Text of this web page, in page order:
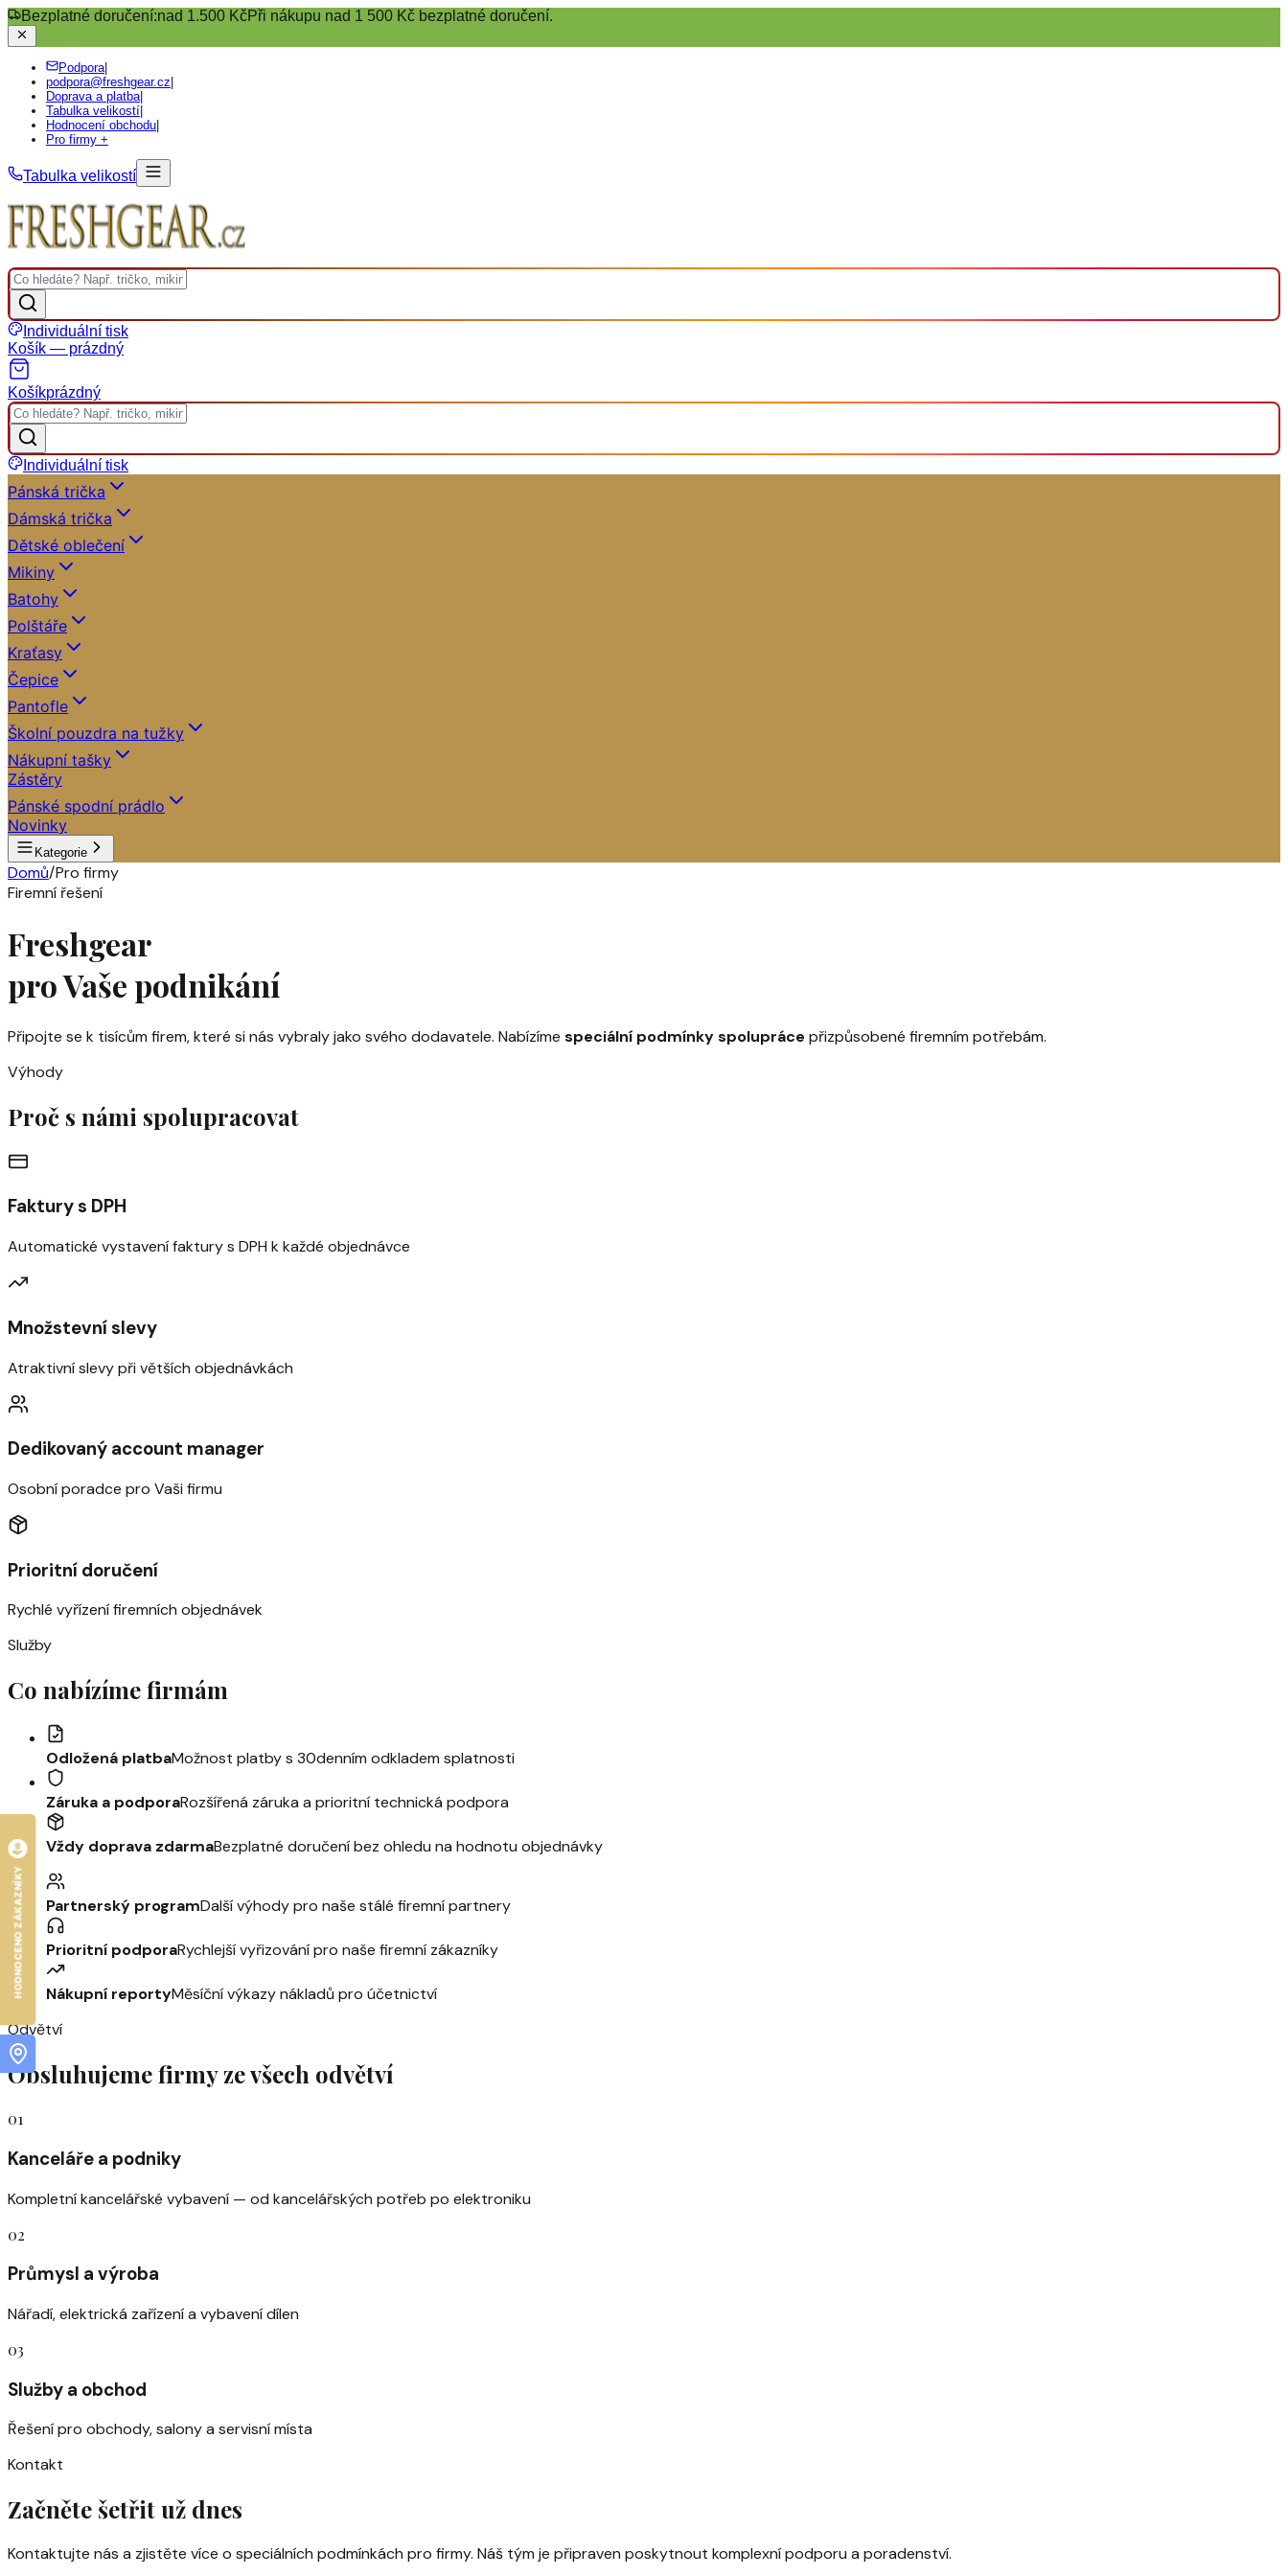
Bezplatné doručení:nad 1.500 KčPři nákupu nad 1 500 Kč bezplatné doručení.
Podpora|
podpora@freshgear.cz
Doprava a platba|
Tabulka velikostí
Hodnocení obchodu
Pro firmy +
Tabulka velikostí
Individuální tisk
Košík — prázdný
Košíkprázdný
Individuální tisk
Pánská trička
Dámská trička
Dětské oblečení
Mikiny
Batohy
Polštáře
Kraťasy
Čepice
Pantofle
Školní pouzdra na tužky
Nákupní tašky
Zástěry
Pánské spodní prádlo
Novinky
Kategorie
Domů/Pro firmy
Firemní řešení
Freshgear
pro Vaše podnikání
Připojte se k tisícům firem, které si nás vybraly jako svého dodavatele. Nabízíme speciální podmínky spolupráce přizpůsobené firemním potřebám.
Výhody
Proč s námi spolupracovat
Faktury s DPH
Automatické vystavení faktury s DPH k každé objednávce
Množstevní slevy
Atraktivní slevy při větších objednávkách
Dedikovaný account manager
Osobní poradce pro Vaši firmu
Prioritní doručení
Rychlé vyřízení firemních objednávek
Služby
Co nabízíme firmám
Odložená platbaMožnost platby s 30denním odkladem splatnosti
Záruka a podporaRozšířená záruka a prioritní technická podpora
Vždy doprava zdarmaBezplatné doručení bez ohledu na hodnotu objednávky
Partnerský programDalší výhody pro naše stálé firemní partnery
Prioritní podporaRychlejší vyřizování pro naše firemní zákazníky
Nákupní reportyMěsíční výkazy nákladů pro účetnictví
Odvětví
Obsluhujeme firmy ze všech odvětví
01
Kanceláře a podniky
Kompletní kancelářské vybavení — od kancelářských potřeb po elektroniku
02
Průmysl a výroba
Nářadí, elektrická zařízení a vybavení dílen
03
Služby a obchod
Řešení pro obchody, salony a servisní místa
Kontakt
Začněte šetřit už dnes
Kontaktujte nás a zjistěte více o speciálních podmínkách pro firmy. Náš tým je připraven poskytnout komplexní podporu a poradenství.
HODNOCENO ZÁKAZNÍKY